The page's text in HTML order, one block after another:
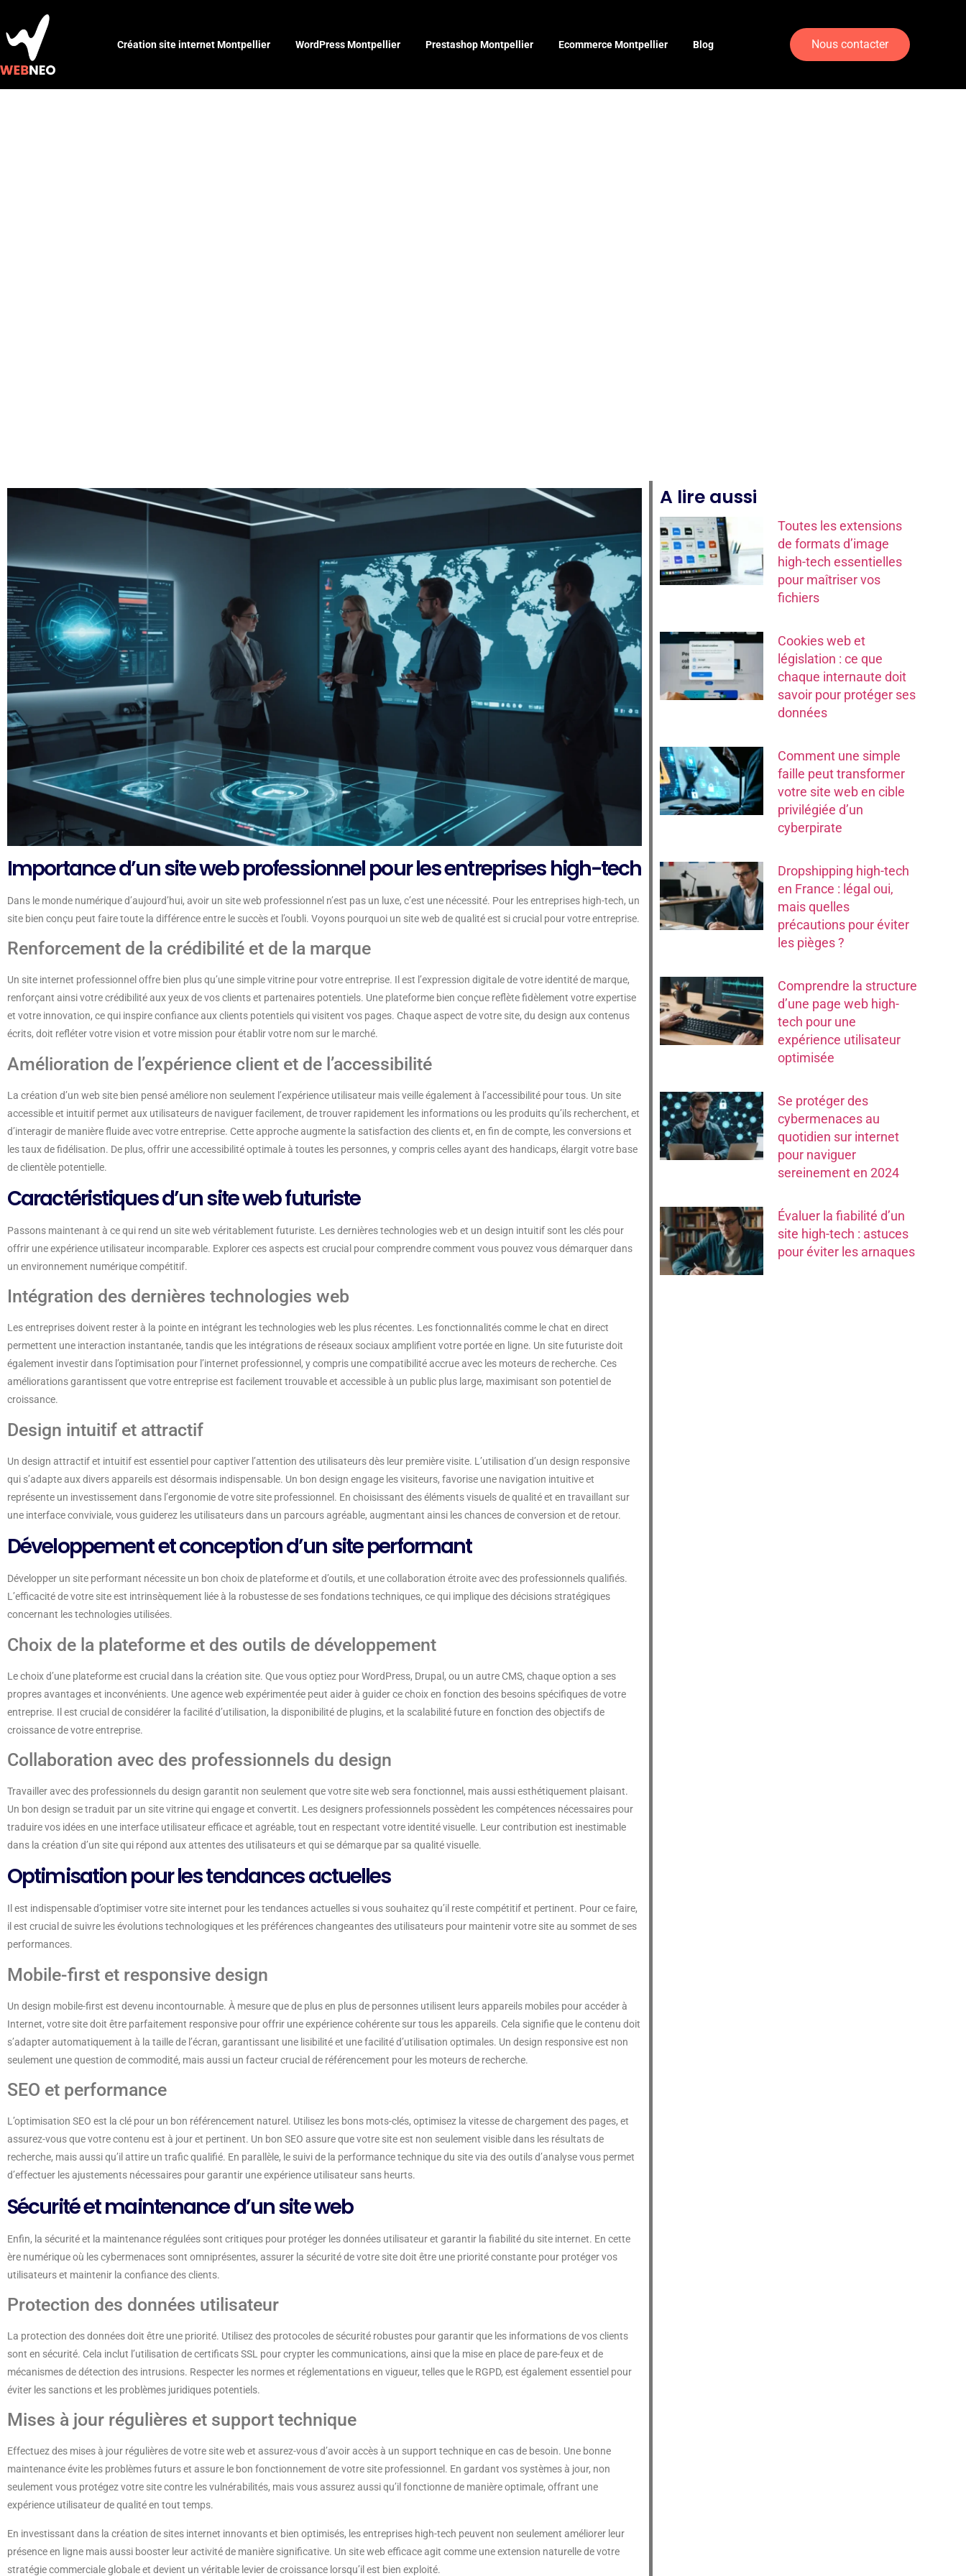
Création site internet Montpellier WordPress Montpellier Prestashop Montpellier Ecommerce Montpellier Blog Nous contacter
Importance d’un site web professionnel pour les entreprises high-tech
Dans le monde numérique d’aujourd’hui, avoir un site web professionnel n’est pas un luxe, c’est une nécessité. Pour les entreprises high-tech, un
site bien conçu peut faire toute la différence entre le succès et l’oubli. Voyons pourquoi un site web de qualité est si crucial pour votre entreprise.
Renforcement de la crédibilité et de la marque
Un site internet professionnel offre bien plus qu’une simple vitrine pour votre entreprise. Il est l’expression digitale de votre identité de marque,
renforçant ainsi votre crédibilité aux yeux de vos clients et partenaires potentiels. Une plateforme bien conçue reflète fidèlement votre expertise
et votre innovation, ce qui inspire confiance aux clients potentiels qui visitent vos pages. Chaque aspect de votre site, du design aux contenus
écrits, doit refléter votre vision et votre mission pour établir votre nom sur le marché.
Amélioration de l’expérience client et de l’accessibilité
La création d’un web site bien pensé améliore non seulement l’expérience utilisateur mais veille également à l’accessibilité pour tous. Un site
accessible et intuitif permet aux utilisateurs de naviguer facilement, de trouver rapidement les informations ou les produits qu’ils recherchent, et
d’interagir de manière fluide avec votre entreprise. Cette approche augmente la satisfaction des clients et, en fin de compte, les conversions et
les taux de fidélisation. De plus, offrir une accessibilité optimale à toutes les personnes, y compris celles ayant des handicaps, élargit votre base
de clientèle potentielle.
Caractéristiques d’un site web futuriste
Passons maintenant à ce qui rend un site web véritablement futuriste. Les dernières technologies web et un design intuitif sont les clés pour
offrir une expérience utilisateur incomparable. Explorer ces aspects est crucial pour comprendre comment vous pouvez vous démarquer dans
un environnement numérique compétitif.
Intégration des dernières technologies web
Les entreprises doivent rester à la pointe en intégrant les technologies web les plus récentes. Les fonctionnalités comme le chat en direct
permettent une interaction instantanée, tandis que les intégrations de réseaux sociaux amplifient votre portée en ligne. Un site futuriste doit
également investir dans l’optimisation pour l’internet professionnel, y compris une compatibilité accrue avec les moteurs de recherche. Ces
améliorations garantissent que votre entreprise est facilement trouvable et accessible à un public plus large, maximisant son potentiel de
croissance.
Design intuitif et attractif
Un design attractif et intuitif est essentiel pour captiver l’attention des utilisateurs dès leur première visite. L’utilisation d’un design responsive
qui s’adapte aux divers appareils est désormais indispensable. Un bon design engage les visiteurs, favorise une navigation intuitive et
représente un investissement dans l’ergonomie de votre site professionnel. En choisissant des éléments visuels de qualité et en travaillant sur
une interface conviviale, vous guiderez les utilisateurs dans un parcours agréable, augmentant ainsi les chances de conversion et de retour.
Développement et conception d’un site performant
Développer un site performant nécessite un bon choix de plateforme et d’outils, et une collaboration étroite avec des professionnels qualifiés.
L’efficacité de votre site est intrinsèquement liée à la robustesse de ses fondations techniques, ce qui implique des décisions stratégiques
concernant les technologies utilisées.
Choix de la plateforme et des outils de développement
Le choix d’une plateforme est crucial dans la création site. Que vous optiez pour WordPress, Drupal, ou un autre CMS, chaque option a ses
propres avantages et inconvénients. Une agence web expérimentée peut aider à guider ce choix en fonction des besoins spécifiques de votre
entreprise. Il est crucial de considérer la facilité d’utilisation, la disponibilité de plugins, et la scalabilité future en fonction des objectifs de
croissance de votre entreprise.
Collaboration avec des professionnels du design
Travailler avec des professionnels du design garantit non seulement que votre site web sera fonctionnel, mais aussi esthétiquement plaisant.
Un bon design se traduit par un site vitrine qui engage et convertit. Les designers professionnels possèdent les compétences nécessaires pour
traduire vos idées en une interface utilisateur efficace et agréable, tout en respectant votre identité visuelle. Leur contribution est inestimable
dans la création d’un site qui répond aux attentes des utilisateurs et qui se démarque par sa qualité visuelle.
Optimisation pour les tendances actuelles
Il est indispensable d’optimiser votre site internet pour les tendances actuelles si vous souhaitez qu’il reste compétitif et pertinent. Pour ce faire,
il est crucial de suivre les évolutions technologiques et les préférences changeantes des utilisateurs pour maintenir votre site au sommet de ses
performances.
Mobile-first et responsive design
Un design mobile-first est devenu incontournable. À mesure que de plus en plus de personnes utilisent leurs appareils mobiles pour accéder à
Internet, votre site doit être parfaitement responsive pour offrir une expérience cohérente sur tous les appareils. Cela signifie que le contenu doit
s’adapter automatiquement à la taille de l’écran, garantissant une lisibilité et une facilité d’utilisation optimales. Un design responsive est non
seulement une question de commodité, mais aussi un facteur crucial de référencement pour les moteurs de recherche.
SEO et performance
L’optimisation SEO est la clé pour un bon référencement naturel. Utilisez les bons mots-clés, optimisez la vitesse de chargement des pages, et
assurez-vous que votre contenu est à jour et pertinent. Un bon SEO assure que votre site est non seulement visible dans les résultats de
recherche, mais aussi qu’il attire un trafic qualifié. En parallèle, le suivi de la performance technique du site via des outils d’analyse vous permet
d’effectuer les ajustements nécessaires pour garantir une expérience utilisateur sans heurts.
Sécurité et maintenance d’un site web
Enfin, la sécurité et la maintenance régulées sont critiques pour protéger les données utilisateur et garantir la fiabilité du site internet. En cette
ère numérique où les cybermenaces sont omniprésentes, assurer la sécurité de votre site doit être une priorité constante pour protéger vos
utilisateurs et maintenir la confiance des clients.
Protection des données utilisateur
La protection des données doit être une priorité. Utilisez des protocoles de sécurité robustes pour garantir que les informations de vos clients
sont en sécurité. Cela inclut l’utilisation de certificats SSL pour crypter les communications, ainsi que la mise en place de pare-feux et de
mécanismes de détection des intrusions. Respecter les normes et réglementations en vigueur, telles que le RGPD, est également essentiel pour
éviter les sanctions et les problèmes juridiques potentiels.
Mises à jour régulières et support technique
Effectuez des mises à jour régulières de votre site web et assurez-vous d’avoir accès à un support technique en cas de besoin. Une bonne
maintenance évite les problèmes futurs et assure le bon fonctionnement de votre site professionnel. En gardant vos systèmes à jour, non
seulement vous protégez votre site contre les vulnérabilités, mais vous assurez aussi qu’il fonctionne de manière optimale, offrant une
expérience utilisateur de qualité en tout temps.
En investissant dans la création de sites internet innovants et bien optimisés, les entreprises high-tech peuvent non seulement améliorer leur
présence en ligne mais aussi booster leur activité de manière significative. Un site web efficace agit comme une extension naturelle de votre
stratégie commerciale globale et devient un véritable levier de croissance lorsqu’il est bien exploité.
A lire aussi
Toutes les extensions
de formats d’image
high-tech essentielles
pour maîtriser vos
fichiers
Cookies web et
législation : ce que
chaque internaute doit
savoir pour protéger ses
données
Comment une simple
faille peut transformer
votre site web en cible
privilégiée d’un
cyberpirate
Dropshipping high-tech
en France : légal oui,
mais quelles
précautions pour éviter
les pièges ?
Comprendre la structure
d’une page web high-
tech pour une
expérience utilisateur
optimisée
Se protéger des
cybermenaces au
quotidien sur internet
pour naviguer
sereinement en 2024
Évaluer la fiabilité d’un
site high-tech : astuces
pour éviter les arnaques